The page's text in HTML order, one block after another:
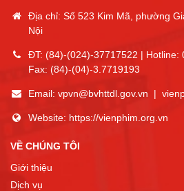
Địa chỉ: Số 523 Kim Mã, phường
Nội
ĐT: (84)-(024)-37717522 | Hotline:
Fax: (84)-(04)-3.7719193
Email: vpvn@bvhttdl.gov.vn |
Website: https://vienphim.org.vn
VỀ CHÚNG TÔI
Giới thiệu
Dịch vụ